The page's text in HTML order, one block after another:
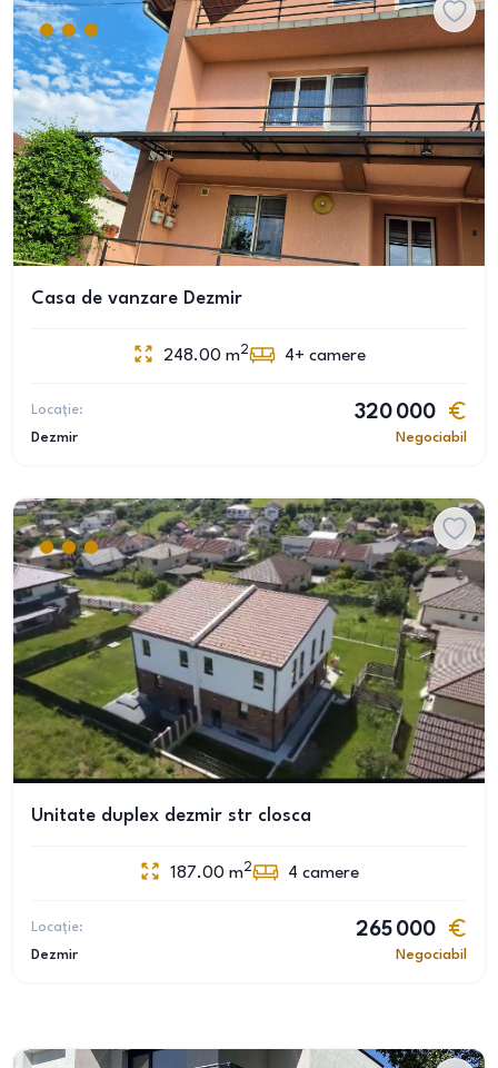
Casa de vanzare Dezmir
248.00 m2 4+ camere
Locație:
Dezmir
320 000
Negociabil
Unitate duplex dezmir str closca
187.00 m2 4 camere
Locație:
Dezmir
265 000
Negociabil